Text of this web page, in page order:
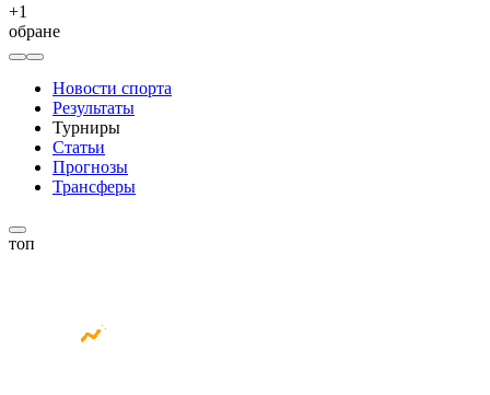
+1
обране
Новости спорта
Результаты
Турниры
Статьи
Прогнозы
Трансферы
топ